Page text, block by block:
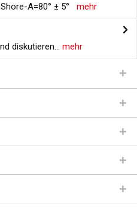
A=80° ± 5° mehr
diskutieren... mehr